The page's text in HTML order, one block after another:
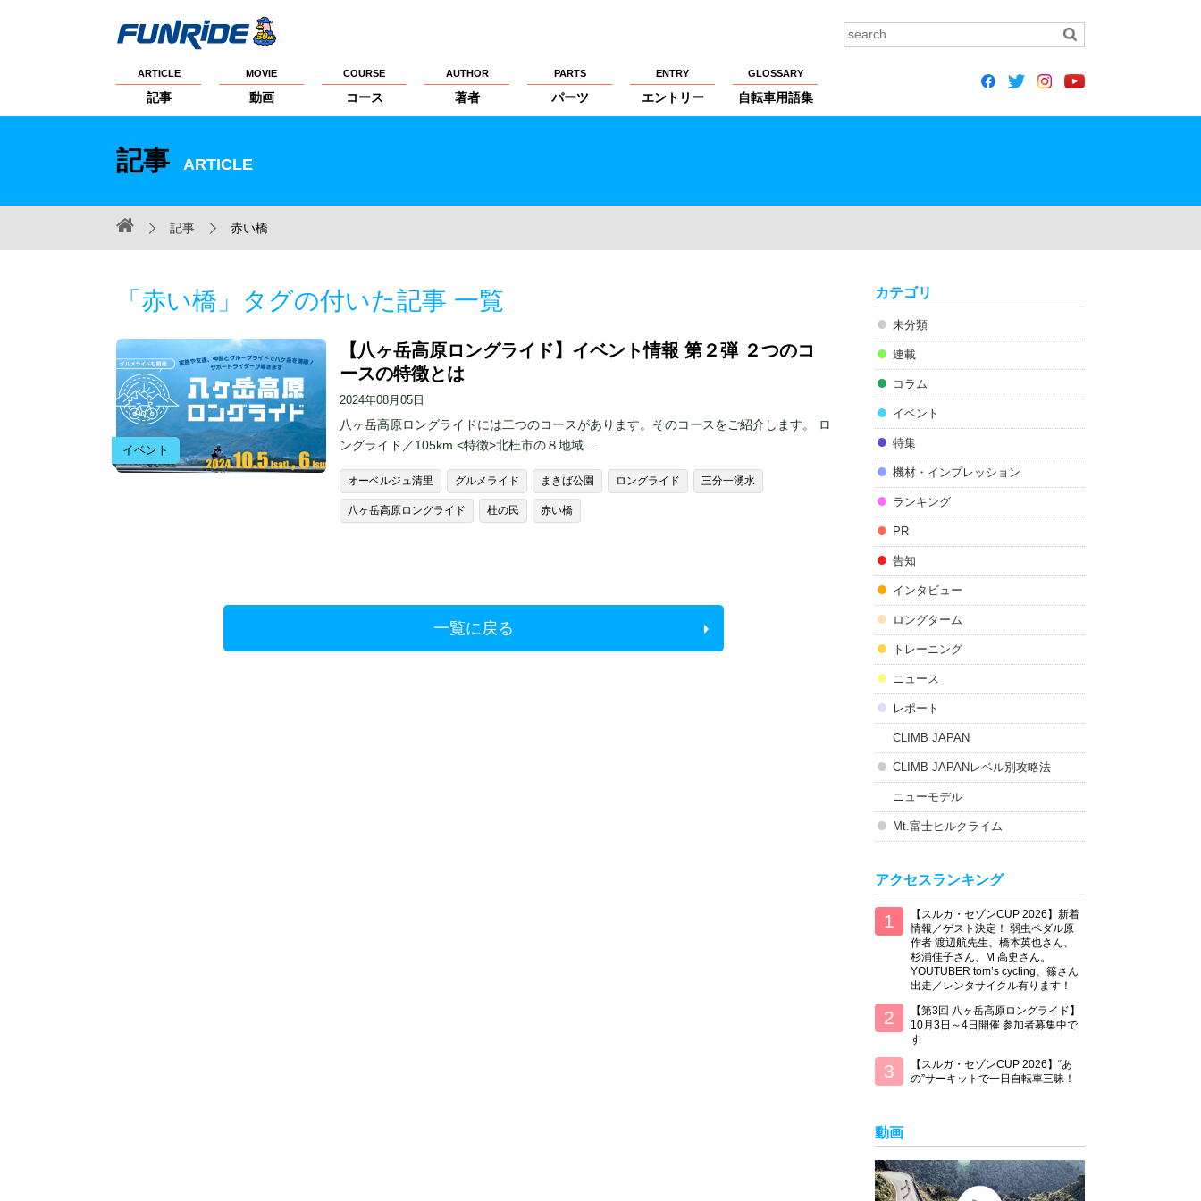
ARTICLE
記事
MOVIE
動画
COURSE
コース
AUTHOR
著者
PARTS
パーツ
ENTRY
エントリー
GLOSSARY
自転車用語集
記事 ARTICLE
記事 赤い橋
「赤い橋」タグの付いた記事 一覧
イベント
【八ヶ岳高原ロングライド】イベント情報 第２弾 ２つのコ
ースの特徴とは
2024年08月05日
八ヶ岳高原ロングライドには二つのコースがあります。そのコースをご紹介します。 ロ
ングライド／105km <特徴>北杜市の８地域…
オーベルジュ清里 グルメライド まきば公園 ロングライド 三分一湧水
八ヶ岳高原ロングライド 杜の民 赤い橋
一覧に戻る
カテゴリ
未分類
連載
コラム
イベント
特集
機材・インプレッション
ランキング
PR
告知
インタビュー
ロングターム
トレーニング
ニュース
レポート
CLIMB JAPAN
CLIMB JAPANレベル別攻略法
ニューモデル
Mt.富士ヒルクライム
アクセスランキング
【スルガ・セゾンCUP 2026】新着
情報／ゲスト決定！ 弱虫ペダル原
作者 渡辺航先生、橋本英也さん、
杉浦佳子さん、M 高史さん。
YOUTUBER tom’s cycling、篠さん
出走／レンタサイクル有ります！
【第3回 八ヶ岳高原ロングライド】
10月3日～4日開催 参加者募集中で
す
【スルガ・セゾンCUP 2026】“あ
の”サーキットで一日自転車三昧！
動画